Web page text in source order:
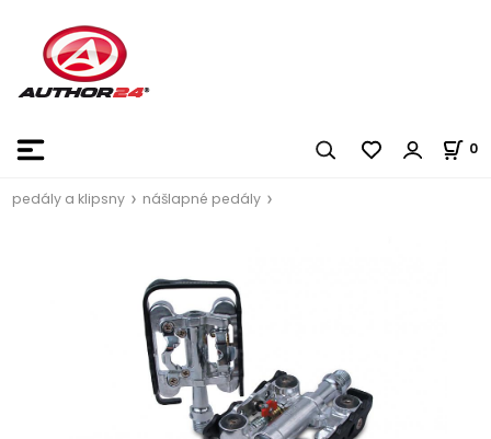
0
pedály a klipsny nášlapné pedály